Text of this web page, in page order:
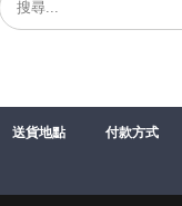
送貨地點 付款方式